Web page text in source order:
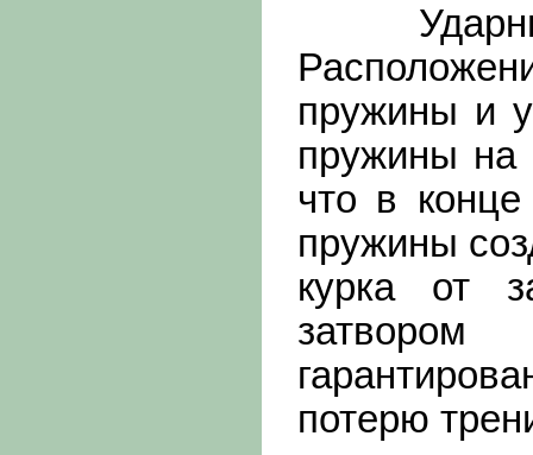
Ударный
пружины и
пружины на
что в
пружины
курка от
потерю